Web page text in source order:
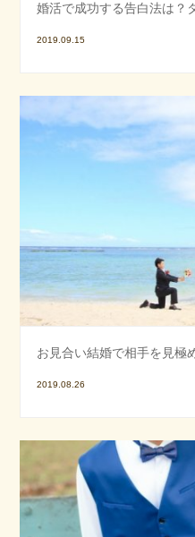
婚活で成功する告白法は？
2019.09.15
お見合い結婚で相手を見極
2019.08.26